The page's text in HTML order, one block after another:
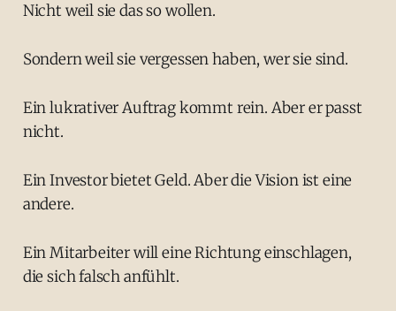
Nicht weil sie das so wollen.
Sondern weil sie vergessen haben, wer sie sind.
Ein lukrativer Auftrag kommt rein. Aber er passt
nicht.
Ein Investor bietet Geld. Aber die Vision ist eine
andere.
Ein Mitarbeiter will eine Richtung einschlagen,
die sich falsch anfühlt.